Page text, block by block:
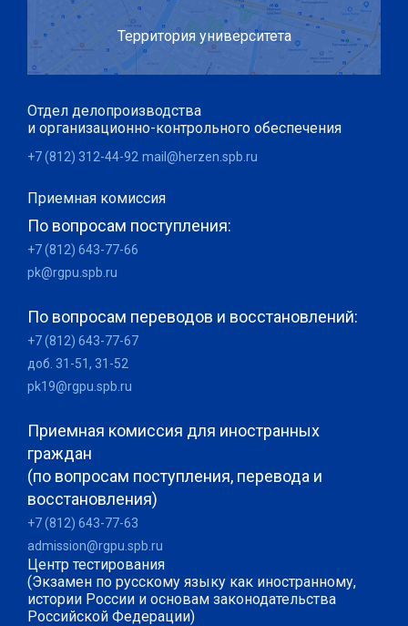
Территория университета
Отдел делопроизводства
и организационно-контрольного обеспечения
+7 (812) 312-44-92 mail@herzen.spb.ru
Приемная комиссия
По вопросам поступления:
+7 (812) 643-77-66
pk@rgpu.spb.ru
По вопросам переводов и восстановлений:
+7 (812) 643-77-67
доб. 31-51, 31-52
pk19@rgpu.spb.ru
Приемная комиссия для иностранных
граждан
(по вопросам поступления, перевода и
восстановления)
+7 (812) 643-77-63
admission@rgpu.spb.ru
Центр тестирования
(Экзамен по русскому языку как иностранному,
истории России и основам законодательства
Российской Федерации)